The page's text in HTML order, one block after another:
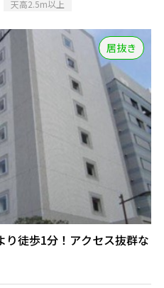
天高2.5m以上
居抜き
り徒歩1分！アクセス抜群な